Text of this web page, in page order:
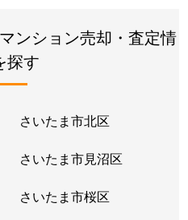
ンション売却・査定情
探す
さいたま市北区
さいたま市見沼区
さいたま市桜区